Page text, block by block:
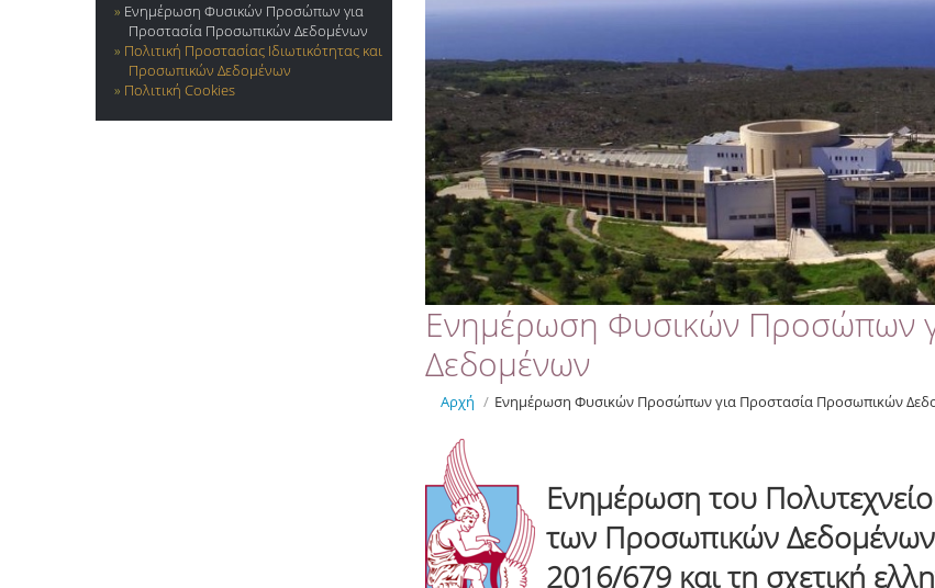
Ενημέρωση Φυσικών Προσώπων για
Προστασία Προσωπικών Δεδομένων
Πολιτική Προστασίας Ιδιωτικότητας και
Προσωπικών Δεδομένων
Πολιτική Cookies
Ενημέρωση Φυσικών Προσώπων
Δεδομένων
Αρχή / Ενημέρωση Φυσικών Προσώπων για Προστασία Προσωπικών
Ενημέρωση του
των Προσωπικών
2016/679 και τη σχετική